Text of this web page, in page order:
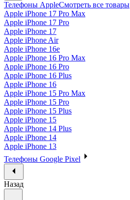
Телефоны AppleСмотреть все товары
Apple iPhone 17 Pro Max
Apple iPhone 17 Pro
Apple iPhone 17
Apple iPhone Air
Apple iPhone 16e
Apple iPhone 16 Pro Max
Apple iPhone 16 Pro
Apple iPhone 16 Plus
Apple iPhone 16
Apple iPhone 15 Pro Max
Apple iPhone 15 Pro
Apple iPhone 15 Plus
Apple iPhone 15
Apple iPhone 14 Plus
Apple iPhone 14
Apple iPhone 13
Телефоны Google Pixel
Назад